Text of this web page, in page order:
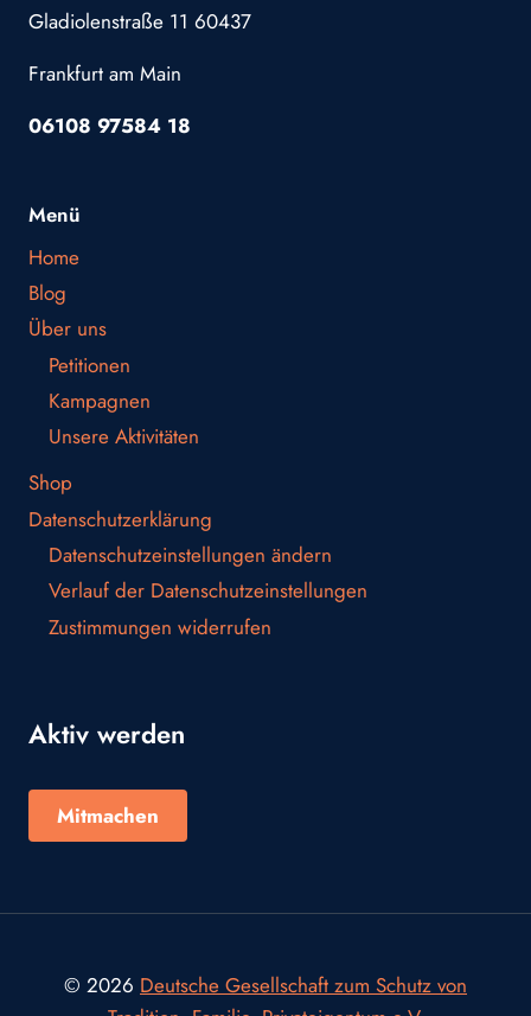
Gladiolenstraße 11 60437
Frankfurt am Main
06108 97584 18
Menü
Home
Blog
Über uns
Petitionen
Kampagnen
Unsere Aktivitäten
Shop
Datenschutzerklärung
Datenschutzeinstellungen ändern
Verlauf der Datenschutzeinstellungen
Zustimmungen widerrufen
Aktiv werden
Mitmachen
© 2026 Deutsche Gesellschaft zum Schutz von